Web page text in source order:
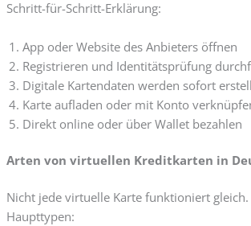
Schritt-für-Schritt-Erklärung:
App oder Website des Anbieters öffnen
Registrieren und Identitätsprüfung
Digitale Kartendaten werden sofort
Karte aufladen oder mit Konto
Direkt online oder über Wallet bezahlen
Arten von virtuellen Kreditkarten in
Nicht jede virtuelle Karte funktioniert gleich.
Haupttypen: